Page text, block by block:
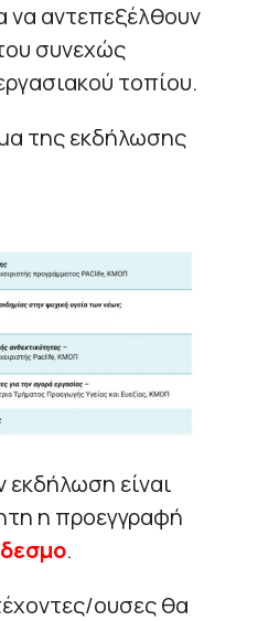
να αντεπεξέλθουν
συνεχώς
τοπίου.
της εκδήλωσης
είναι
η προεγγραφή
.
ουσες θα